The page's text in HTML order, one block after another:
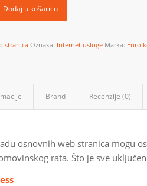
Dodaj u košaricu
stranica Oznaka: Internet usluge Marka: Euro
Brand Recenzije (0)
osnovnih web stranica mogu
rata. Što je sve